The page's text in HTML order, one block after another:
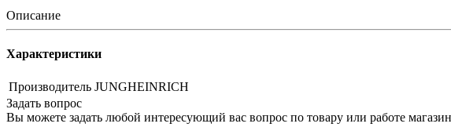
Описание
Характеристики
Производитель JUNGHEINRICH
Задать вопрос
Вы можете задать любой интересующий вас вопрос по товару или работе